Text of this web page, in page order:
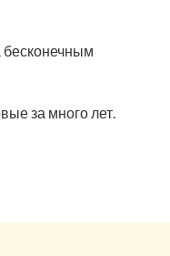
за много лет.